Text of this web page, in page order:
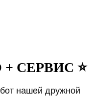
СЕРВИС ⭐️
нашей дружной